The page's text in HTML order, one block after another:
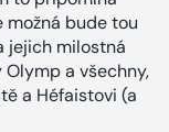
možná bude tou
jejich milostná
a všechny,
a Héfaistovi (a